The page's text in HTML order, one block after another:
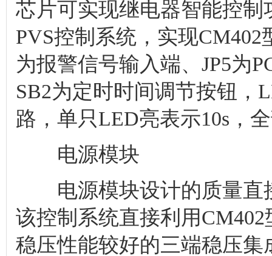
电源模块设计的质量直接
该控制系统直接利用
稳压性能较好的三端稳压集
稳压，为单片机、光电耦
源。JP1为24V电源输入端
继电器模块
继电器模块由晶体管驱动
VT1、VT2选用C9014型晶